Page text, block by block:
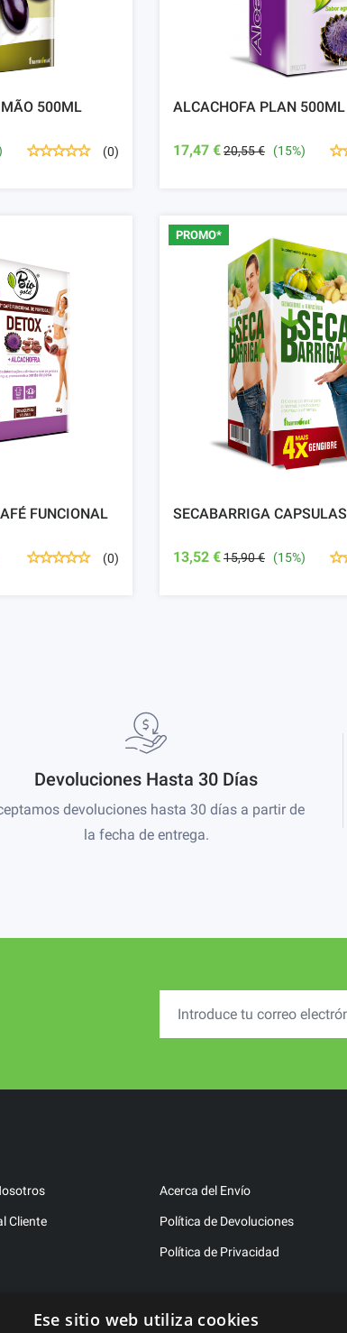
500ML
(0)
ALCACHOFA PLAN 500ML
17,47 €20,55 € (15%)
FUNCIONAL
(0)
PROMO*
SECABARRIGA CAPSULAS
13,52 €15,90 € (15%)
Devoluciones Hasta 30 Días
devoluciones hasta 30 días a partir de
la fecha de entrega.
Cliente
Acerca del Envío
Política de Devoluciones
Política de Privacidad
Ese sitio web utiliza cookies